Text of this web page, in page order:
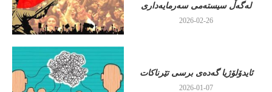
لەگەڵ سیستەمی سەرمایەداری
2026-02-26
ئایدۆلۆژیا گەدەی برسی تێرناکات
2026-01-07